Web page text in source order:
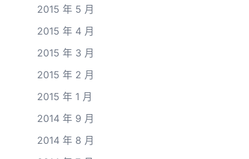
2015 年 5 月
2015 年 4 月
2015 年 3 月
2015 年 2 月
2015 年 1 月
2014 年 9 月
2014 年 8 月